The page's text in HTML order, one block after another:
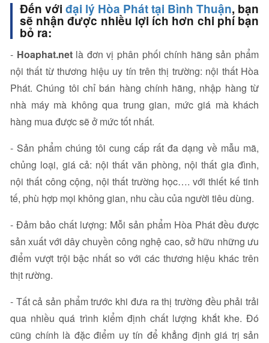
Đến với đại lý Hòa Phát tại Bình Thuận, bạn
sẽ nhận được nhiều lợi ích hơn chi phí bạn
bỏ ra:
- Hoaphat.netlà đơn vị phân phối chính hãng sản phẩm
nội thất từ thương hiệu uy tín trên thị trường: nội thất Hòa
Phát. Chúng tôi chỉ bán hàng chính hãng, nhập hàng từ
nhà máy mà không qua trung gian, mức giá mà khách
hàng mua được sẽ ở mức tốt nhất.
- Sản phẩm chúng tôi cung cấp rất đa dạng về mẫu mã,
chủng loại, giá cả: nội thất văn phòng, nội thất gia đình,
nội thất công cộng, nội thất trường học…. với thiết kế tinh
tế, phù hợp mọi không gian, nhu cầu của người tiêu dùng.
- Đảm bảo chất lượng: Mỗi sản phẩm Hòa Phát đều được
sản xuất với dây chuyền công nghệ cao, sở hữu những ưu
điểm vượt trội bậc nhất so với các thương hiệu khác trên
thịt rường.
- Tất cả sản phẩm trước khi đưa ra thị trường đều phải trải
qua nhiều quá trình kiểm định chất lượng khắt khe. Đó
cũng chính là đặc điểm uy tín để khẳng định giá trị sản